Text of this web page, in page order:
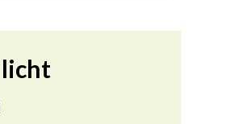
licht